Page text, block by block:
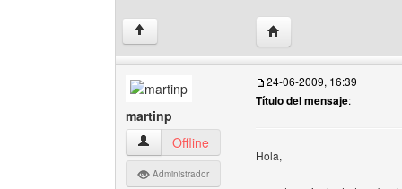
↑ Visitar sitio web del
martinp
martinp Ver perfil del usuario
Offline
Administrador
24-06-2009, 16:39
Título del mensaje:
Hola,